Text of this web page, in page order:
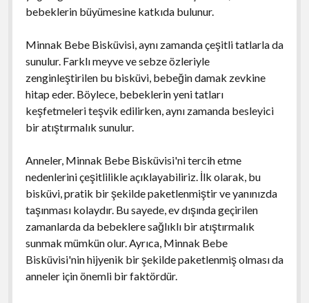
bebeklerin büyümesine katkıda bulunur.
Minnak Bebe Bisküvisi, aynı zamanda çeşitli tatlarla da
sunulur. Farklı meyve ve sebze özleriyle
zenginleştirilen bu bisküvi, bebeğin damak zevkine
hitap eder. Böylece, bebeklerin yeni tatları
keşfetmeleri teşvik edilirken, aynı zamanda besleyici
bir atıştırmalık sunulur.
Anneler, Minnak Bebe Bisküvisi'ni tercih etme
nedenlerini çeşitlilikle açıklayabiliriz. İlk olarak, bu
bisküvi, pratik bir şekilde paketlenmiştir ve yanınızda
taşınması kolaydır. Bu sayede, ev dışında geçirilen
zamanlarda da bebeklere sağlıklı bir atıştırmalık
sunmak mümkün olur. Ayrıca, Minnak Bebe
Bisküvisi'nin hijyenik bir şekilde paketlenmiş olması da
anneler için önemli bir faktördür.